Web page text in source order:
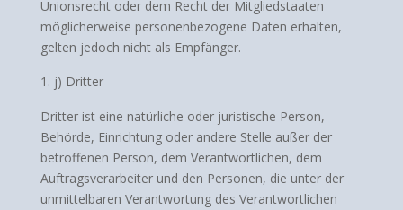
Unionsrecht oder dem Recht der Mitgliedstaaten
möglicherweise personenbezogene Daten erhalten,
gelten jedoch nicht als Empfänger.
j) Dritter
Dritter ist eine natürliche oder juristische Person,
Behörde, Einrichtung oder andere Stelle außer der
betroffenen Person, dem Verantwortlichen, dem
Auftragsverarbeiter und den Personen, die unter der
unmittelbaren Verantwortung des Verantwortlichen